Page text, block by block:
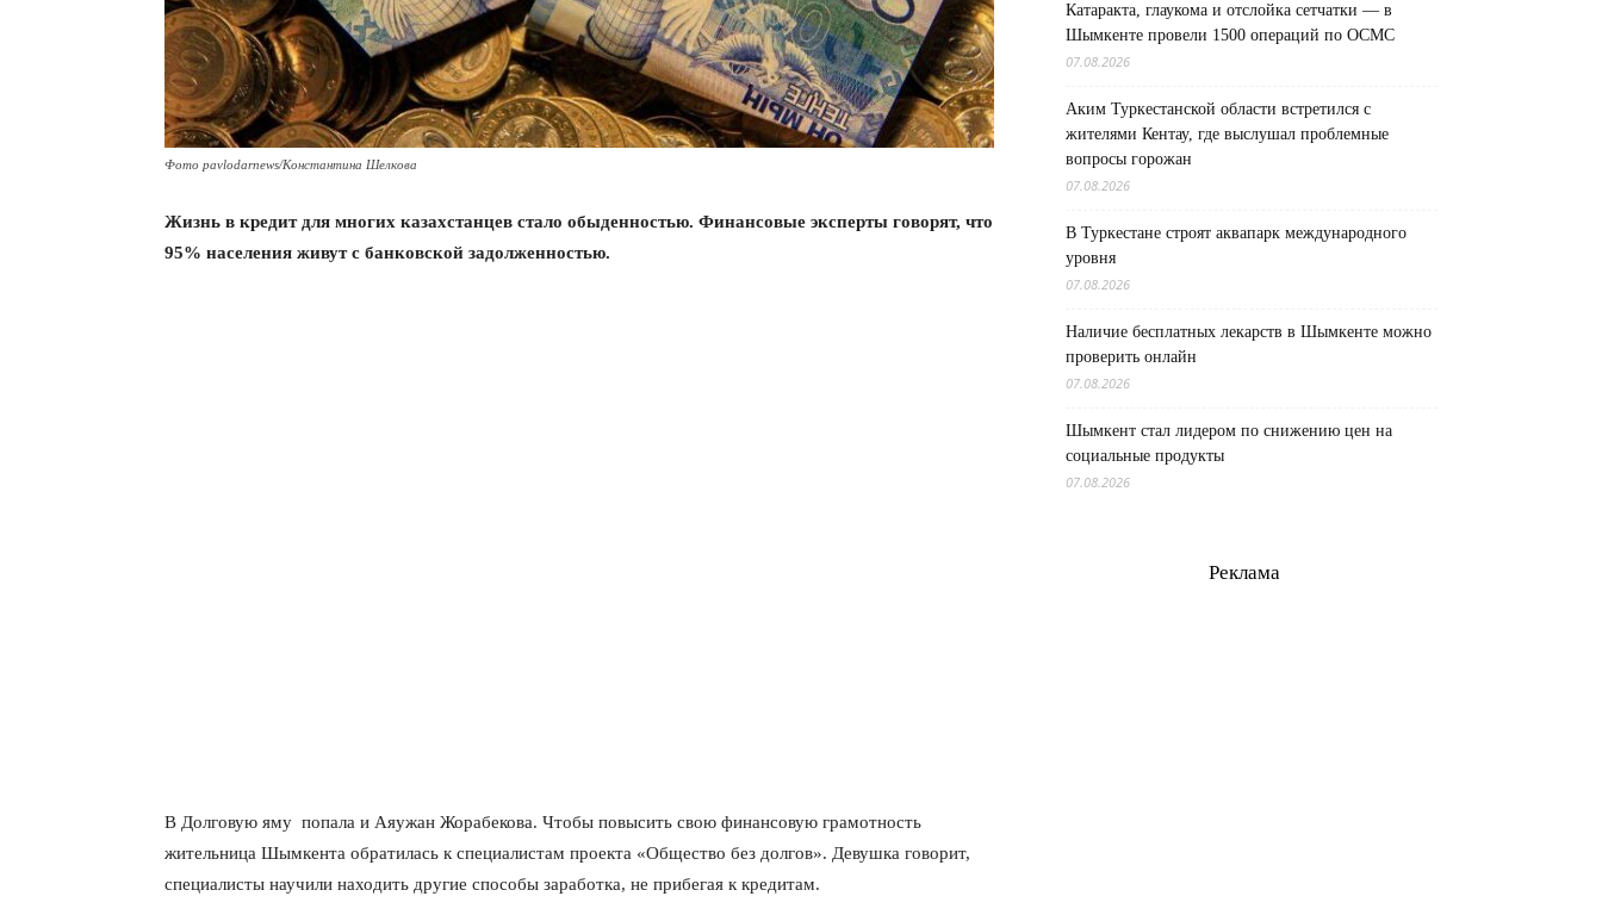
Фото pavlodarnews/Константина Шелкова
Жизнь в кредит для многих казахстанцев стало обыденностью. Финансовые эксперты говорят, что
95% населения живут с банковской задолженностью.
В Долговую яму попала и Аяужан Жорабекова. Чтобы повысить свою финансовую грамотность
жительница Шымкента обратилась к специалистам проекта «Общество без долгов». Девушка говорит,
специалисты научили находить другие способы заработка, не прибегая к кредитам.
Катаракта, глаукома и отслойка сетчатки — в
Шымкенте провели 1500 операций по ОСМС
07.08.2026
Аким Туркестанской области встретился с
жителями Кентау, где выслушал проблемные
вопросы горожан
07.08.2026
В Туркестане строят аквапарк международного
уровня
07.08.2026
Наличие бесплатных лекарств в Шымкенте можно
проверить онлайн
07.08.2026
Шымкент стал лидером по снижению цен на
социальные продукты
07.08.2026
Реклама